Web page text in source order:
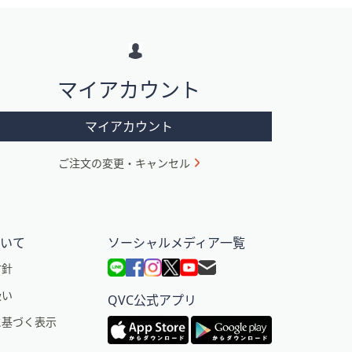
マイアカウント
マイアカウント
ご注文の変更・キャンセル
て
づく表示
ソーシャルメディア一覧
QVC公式アプリ